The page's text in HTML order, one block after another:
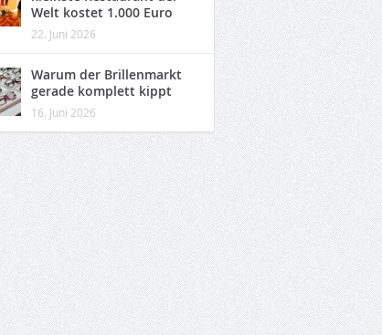
Welt kostet 1.000 Euro
22. Juni 2026
Warum der Brillenmarkt
gerade komplett kippt
16. Juni 2026